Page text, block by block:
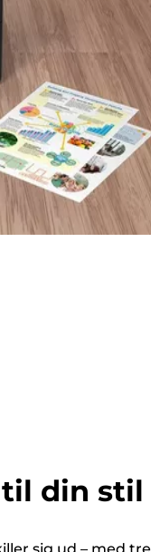
til din stil